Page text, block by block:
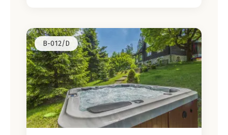
B-012/D